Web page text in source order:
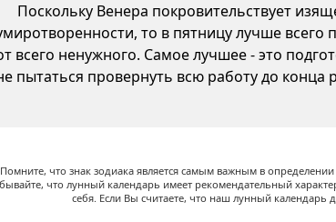
Поскольку Венера покровительствует
то в пятницу лучше
всего ненужного. Самое лучшее - это
пытаться провернуть всю работу до конца
Помните, что знак зодиака является самым важным в
что лунный календарь имеет рекомендательный
себя. Если Вы считаете, что наш лунный календарь